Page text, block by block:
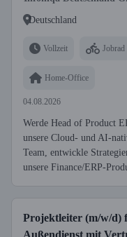
Deutschland
Vollzeit Jobrad
Home-Office
04.08.2026
Werde Head of Product
unsere Cloud- und AI-
Team, entwickle
unsere Finance/ERP-
Projektleiter (m/w/d)
Außendienst mit